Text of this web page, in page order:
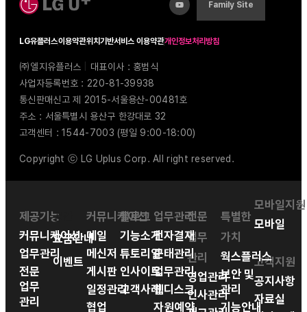
Family Site
LG유플러스이용약관위치기반서비스 이용약관개인정보처리방침
㈜엘지유플러스
대표이사 : 홍범식
사업자등록번호 : 220-81-39938
통신판매신고 제 2015-서울용산-00481호
주소 : 서울특별시 용산구 한강대로 32
고객센터 : 1544-7003 (평일 9:00-18:00)
Copyright ⓒ LG Uplus Corp. All right reserved.
제공기능
커뮤니케이션
업무관리
전문
업무
관리
공간
요금안내
이벤트
커뮤니케이션
메일
메신저
게시판
일정관리
협업
블로그
기능소개
튜토리얼
인사이트
고객사례
업무관리
전자결재
근태관리
업무관리
웹디스크
자원예약
전문
업무
관리
영업관리
인사관리
특별한
가치
웍스플러스
보안 및
관리
기능안내
모바일지원
모바일
고객지원
공지사항
자료실